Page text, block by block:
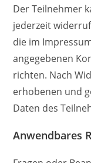
Der Teilnehmer
jederzeit
die im
angegebenen
richten. Nach
erhobenen und
Daten des
Anwendbares